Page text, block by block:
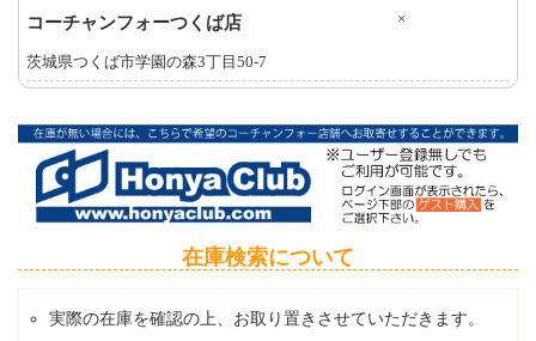
コーチャンフォーつくば店 ×
茨城県つくば市学園の森3丁目50-7
在庫検索について
実際の在庫を確認の上、お取り置きさせていただきます。